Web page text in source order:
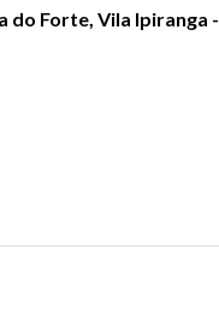
do Forte, Vila Ipiranga -